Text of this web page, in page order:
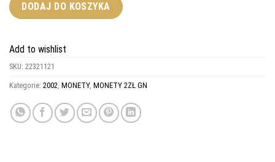
DODAJ DO KOSZYKA
Add to wishlist
SKU: 22321121
Kategorie: 2002 MONETY, MONETY 2ZŁ GN